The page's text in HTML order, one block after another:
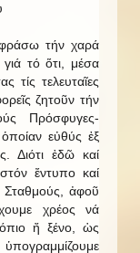
τήν χαρά
τό ὅτι, μέσα
τελευταῖες
ζητοῦν τήν
Πρόσφυγες-
εὐθύς ἐξ
Διότι ἐδῶ καί
ἔντυπο καί
Σταθμούς, ἀφοῦ
χρέος νά
ἤ ξένο, ὡς